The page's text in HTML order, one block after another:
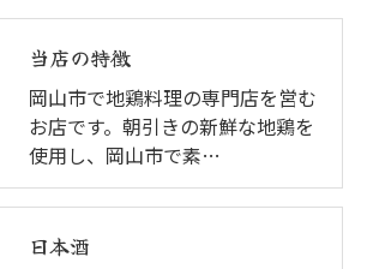
当店の特徴
岡山市で地鶏料理の専門店を営む
お店です。朝引きの新鮮な地鶏を
使用し、岡山市で素…
日本酒